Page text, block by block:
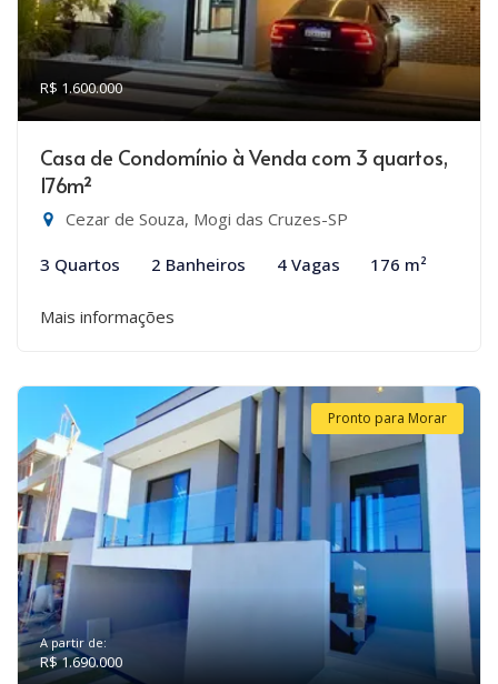
R$ 1.600.000
Casa de Condomínio à Venda com 3 quartos,
176m²
Cezar de Souza, Mogi das Cruzes-SP
3 Quartos 2 Banheiros 4 Vagas 176 m²
Mais informações
Pronto para Morar
A partir de:
R$ 1.690.000